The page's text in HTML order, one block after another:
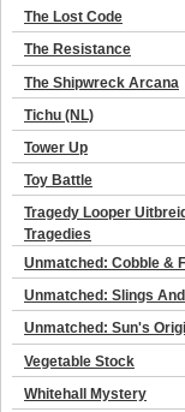
The Lost Code
The Resistance
The Shipwreck Arcana
Tichu (NL)
Tower Up
Toy Battle
Tragedy Looper
Tragedies
Unmatched: Cobble &
Unmatched: Slings
Unmatched: Sun's
Vegetable Stock
Whitehall Mystery